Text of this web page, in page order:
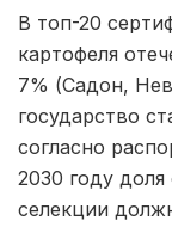
В топ-20
картофеля
7% (Садон,
государство
согласно
2030 году доля
селекции